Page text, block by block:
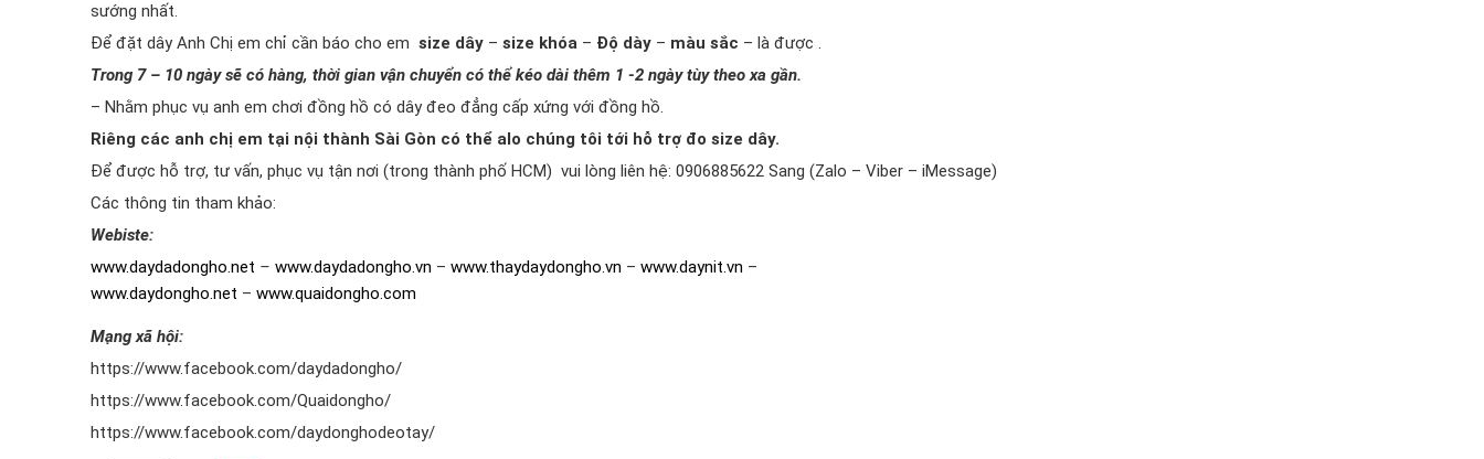
sướng nhất.
Để đặt dây Anh Chị em chỉ cần báo cho em size dây – size khóa – Độ dày – màu sắc – là được .
Trong 7 – 10 ngày sẽ có hàng, thời gian vận chuyển có thể kéo dài thêm 1 -2 ngày tùy theo xa gần.
– Nhằm phục vụ anh em chơi đồng hồ có dây đeo đẳng cấp xứng với đồng hồ.
Riêng các anh chị em tại nội thành Sài Gòn có thể alo chúng tôi tới hỗ trợ đo size dây.
Để được hỗ trợ, tư vấn, phục vụ tận nơi (trong thành phố HCM) vui lòng liên hệ: 0906885622 Sang (Zalo – Viber – iMessage)
Các thông tin tham khảo:
Webiste:
www.daydadongho.net – www.daydadongho.vn – www.thaydaydongho.vn – www.daynit.vn –
www.daydongho.net – www.quaidongho.com
Mạng xã hội:
https://www.facebook.com/daydadongho/
https://www.facebook.com/Quaidongho/
https://www.facebook.com/daydonghodeotay/